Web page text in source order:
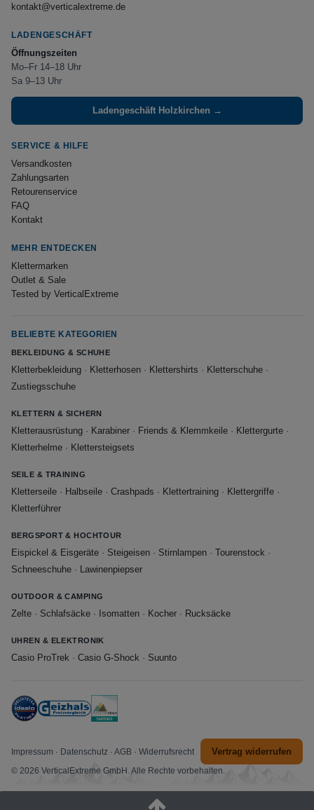
kontakt@verticalextreme.de
LADENGESCHÄFT
Öffnungszeiten
Mo–Fr 14–18 Uhr
Sa 9–13 Uhr
Ladengeschäft Holzkirchen →
SERVICE & HILFE
Versandkosten
Zahlungsarten
Retourenservice
FAQ
Kontakt
MEHR ENTDECKEN
Klettermarken
Outlet & Sale
Tested by VerticalExtreme
BELIEBTE KATEGORIEN
BEKLEIDUNG & SCHUHE
Kletterbekleidung · Kletterhosen · Klettershirts · Kletterschuhe ·
Zustiegsschuhe
KLETTERN & SICHERN
Kletterausrüstung · Karabiner · Friends & Klemmkeile · Klettergurte ·
Kletterhelme · Klettersteigsets
SEILE & TRAINING
Kletterseile · Halbseile · Crashpads · Klettertraining · Klettergriffe ·
Kletterführer
BERGSPORT & HOCHTOUR
Eispickel & Eisgeräte · Steigeisen · Stirnlampen · Tourenstock ·
Schneeschuhe · Lawinenpiepser
OUTDOOR & CAMPING
Zelte · Schlafsäcke · Isomatten · Kocher · Rucksäcke
UHREN & ELEKTRONIK
Casio ProTrek · Casio G-Shock · Suunto
Impressum · Datenschutz · AGB · Widerrufsrecht Vertrag widerrufen
© 2026 VerticalExtreme GmbH. Alle Rechte vorbehalten.